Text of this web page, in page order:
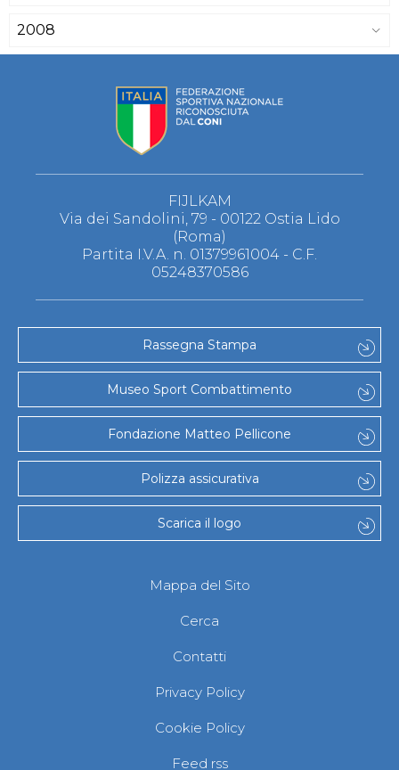
2008
FIJLKAM
Via dei Sandolini, 79 - 00122 Ostia Lido
(Roma)
Partita I.V.A. n. 01379961004 - C.F.
05248370586
Rassegna Stampa
Museo Sport Combattimento
Fondazione Matteo Pellicone
Polizza assicurativa
Scarica il logo
Mappa del Sito
Cerca
Contatti
Privacy Policy
Cookie Policy
Feed rss